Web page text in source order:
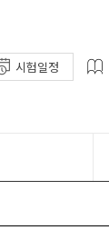
시험일정